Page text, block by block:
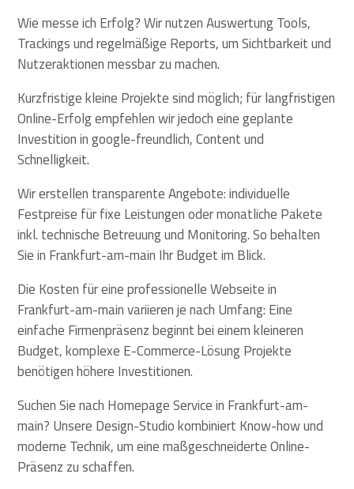
Wie messe ich Erfolg? Wir nutzen Auswertung Tools,
Trackings und regelmäßige Reports, um Sichtbarkeit und
Nutzeraktionen messbar zu machen.
Kurzfristige kleine Projekte sind möglich; für langfristigen
Online-Erfolg empfehlen wir jedoch eine geplante
Investition in google-freundlich, Content und
Schnelligkeit.
Wir erstellen transparente Angebote: individuelle
Festpreise für fixe Leistungen oder monatliche Pakete
inkl. technische Betreuung und Monitoring. So behalten
Sie in Frankfurt-am-main Ihr Budget im Blick.
Die Kosten für eine professionelle Webseite in
Frankfurt-am-main variieren je nach Umfang: Eine
einfache Firmenpräsenz beginnt bei einem kleineren
Budget, komplexe E-Commerce-Lösung Projekte
benötigen höhere Investitionen.
Suchen Sie nach Homepage Service in Frankfurt-am-
main? Unsere Design-Studio kombiniert Know-how und
moderne Technik, um eine maßgeschneiderte Online-
Präsenz zu schaffen.